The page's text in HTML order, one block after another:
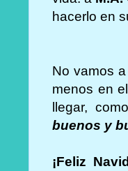
hacerlo en
No vamos
menos en
llegar,
buenos y
¡Feliz